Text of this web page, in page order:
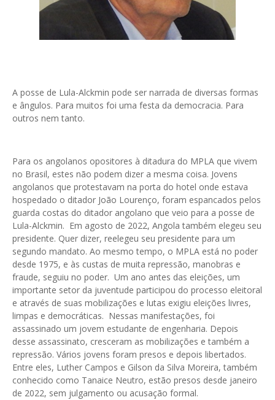
A posse de Lula-Alckmin pode ser narrada de diversas formas
e ângulos. Para muitos foi uma festa da democracia. Para
outros nem tanto.
Para os angolanos opositores à ditadura do MPLA que vivem
no Brasil, estes não podem dizer a mesma coisa. Jovens
angolanos que protestavam na porta do hotel onde estava
hospedado o ditador João Lourenço, foram espancados pelos
guarda costas do ditador angolano que veio para a posse de
Lula-Alckmin. Em agosto de 2022, Angola também elegeu seu
presidente. Quer dizer, reelegeu seu presidente para um
segundo mandato. Ao mesmo tempo, o MPLA está no poder
desde 1975, e às custas de muita repressão, manobras e
fraude, seguiu no poder. Um ano antes das eleições, um
importante setor da juventude participou do processo eleitoral
e através de suas mobilizações e lutas exigiu eleições livres,
limpas e democráticas. Nessas manifestações, foi
assassinado um jovem estudante de engenharia. Depois
desse assassinato, cresceram as mobilizações e também a
repressão. Vários jovens foram presos e depois libertados.
Entre eles, Luther Campos e Gilson da Silva Moreira, também
conhecido como Tanaice Neutro, estão presos desde janeiro
de 2022, sem julgamento ou acusação formal.